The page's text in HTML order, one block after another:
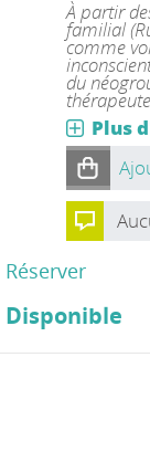
À partir
familial
comme
du
Plus
Réserver
Disponible